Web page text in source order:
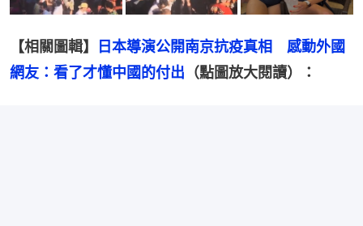
【相關圖輯】
日本導演公開南京抗疫真相　感動外國
網友：看了才懂中國的付出 （點圖放大閱讀）：